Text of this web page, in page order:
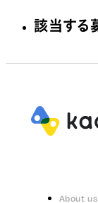
該当する
About us